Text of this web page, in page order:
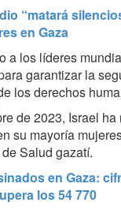
“matará
en Gaza
a los líderes
garantizar la
los derechos
de 2023, Israel
su mayoría
Salud gazatí.
en Gaza:
los 54 770